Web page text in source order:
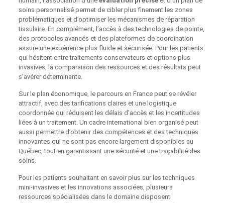
soins personnalisé permet de cibler plus finement les zones
problématiques et d’optimiser les mécanismes de réparation
tissulaire. En complément, l’accès à des technologies de pointe,
des protocoles avancés et des plateformes de coordination
assure une expérience plus fluide et sécurisée. Pour les patients
qui hésitent entre traitements conservateurs et options plus
invasives, la comparaison des ressources et des résultats peut
s’avérer déterminante.
Sur le plan économique, le parcours en France peut se révéler
attractif, avec des tarifications claires et une logistique
coordonnée qui réduisent les délais d’accès et les incertitudes
liées à un traitement. Un cadre international bien organisé peut
aussi permettre d’obtenir des compétences et des techniques
innovantes qui ne sont pas encore largement disponibles au
Québec, tout en garantissant une sécurité et une traçabilité des
soins.
Pour les patients souhaitant en savoir plus sur les techniques
mini-invasives et les innovations associées, plusieurs
ressources spécialisées dans le domaine disposent